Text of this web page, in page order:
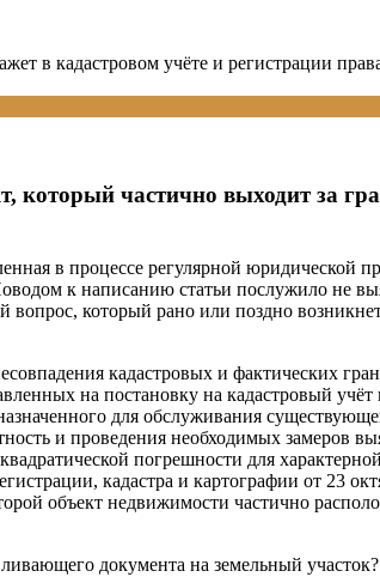
в кадастровом учёте и регистрации
который частично выходит за
в процессе регулярной юридической
к написанию статьи послужило не
который рано или поздно возникнет
кадастровых и фактических
на постановку на кадастровый учёт
для обслуживания
и проведения необходимых замеров
погрешности для
кадастра и картографии от 23
объект недвижимости частично
документа на земельный участок?